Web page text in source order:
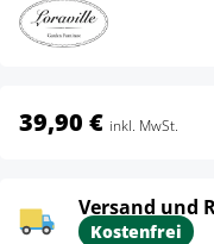
39,90 € inkl. MwSt.
Versand und
Kostenfrei